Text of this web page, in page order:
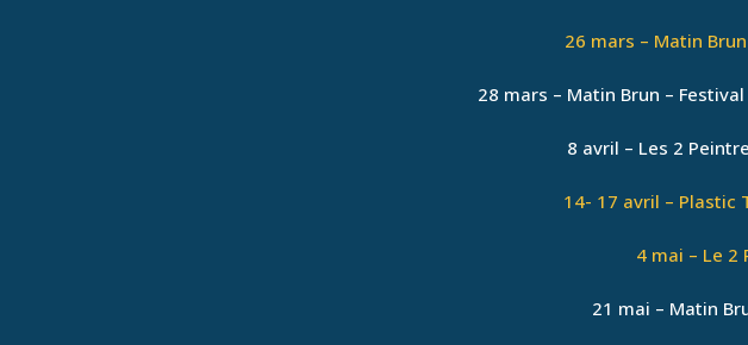
26 mars – Matin
28 mars – Matin Brun –
8 avril – Les 2
14- 17 avril – Plastic
4 mai – Le 2
21 mai – Matin